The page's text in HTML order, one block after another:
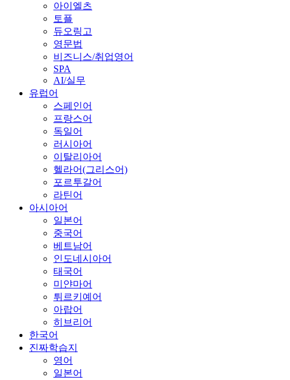
아이엘츠
토플
듀오링고
영문법
비즈니스/취업영어
SPA
AI/실무
유럽어
스페인어
프랑스어
독일어
러시아어
이탈리아어
헬라어(그리스어)
포르투갈어
라틴어
아시아어
일본어
중국어
베트남어
인도네시아어
태국어
미얀마어
튀르키예어
아랍어
히브리어
한국어
진짜학습지
영어
일본어